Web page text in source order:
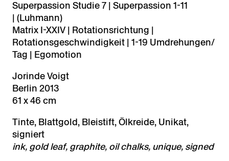
Superpassion Studie 7 | Superpassion 1-11
| (Luhmann)
Matrix I-XXIV | Rotationsrichtung |
Rotationsgeschwindigkeit | 1-19 Umdrehungen/
Tag | Egomotion
Jorinde Voigt
Berlin 2013
61 x 46 cm
Tinte, Blattgold, Bleistift, Ölkreide, Unikat,
signiert
ink, gold leaf, graphite, oil chalks, unique, signed